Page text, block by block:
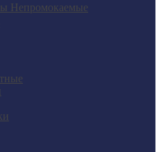
Непромокаемые